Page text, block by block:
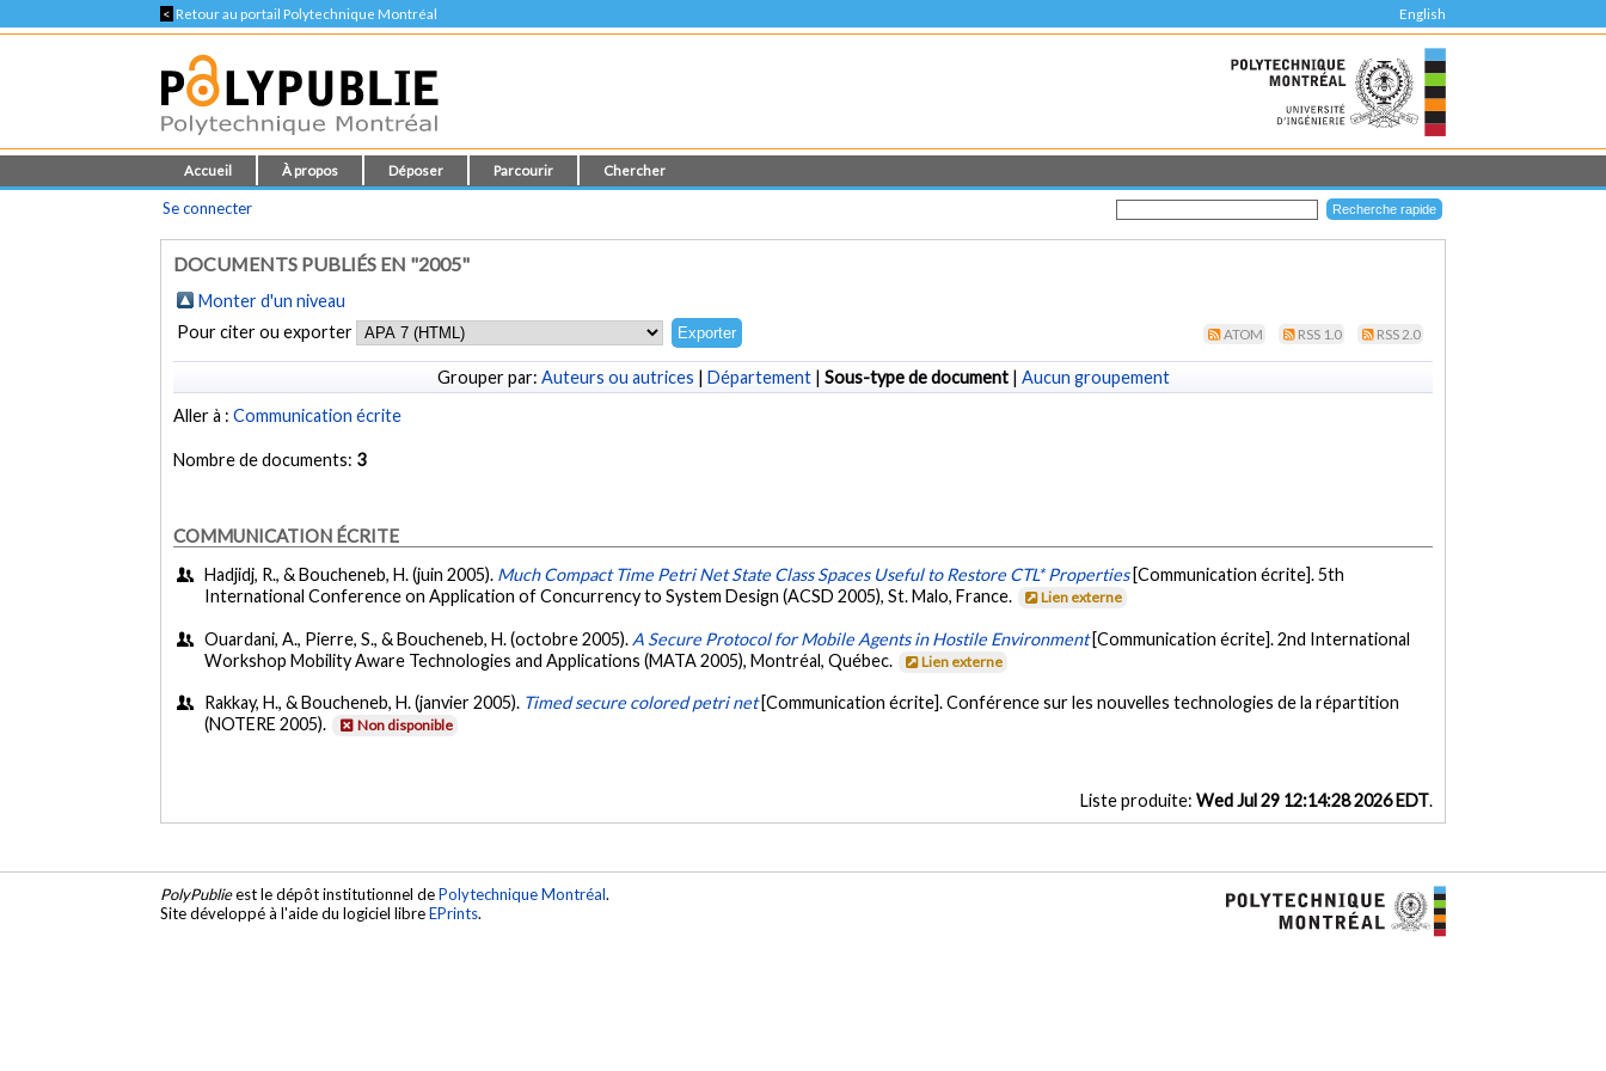
< Retour au portail Polytechnique Montréal English
Accueil À propos Déposer Parcourir Chercher
Se connecter
DOCUMENTS PUBLIÉS EN "2005"
Monter d'un niveau
Pour citer ou exporter
ATOM RSS 1.0 RSS 2.0
Grouper par: Auteurs ou autrices | Département| Sous-type de document| Aucun groupement
Aller à :Communication écrite
Nombre de documents: 3
COMMUNICATION ÉCRITE
Hadjidj, R., & Boucheneb, H. (juin 2005). Much Compact Time Petri Net State Class Spaces Useful to Restore CTL* Properties [Communication écrite]. 5th
International Conference on Application of Concurrency to System Design (ACSD 2005), St. Malo, France.
Lien externe
Ouardani, A., Pierre, S., & Boucheneb, H. (octobre 2005). A Secure Protocol for Mobile Agents in Hostile Environment [Communication écrite]. 2nd International
Workshop Mobility Aware Technologies and Applications (MATA 2005), Montréal, Québec.
Lien externe
Rakkay, H., & Boucheneb, H. (janvier 2005). Timed secure colored petri net [Communication écrite]. Conférence sur les nouvelles technologies de la répartition
(NOTERE 2005).
Non disponible
Liste produite: Wed Jul 29 12:14:28 2026 EDT.
PolyPublieest le dépôt institutionnel dePolytechnique Montréal.
Site développé à l'aide du logiciel libreEPrints.